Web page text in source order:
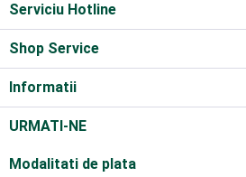
Serviciu Hotline
Shop Service
Informatii
URMATI-NE
Modalitati de plata